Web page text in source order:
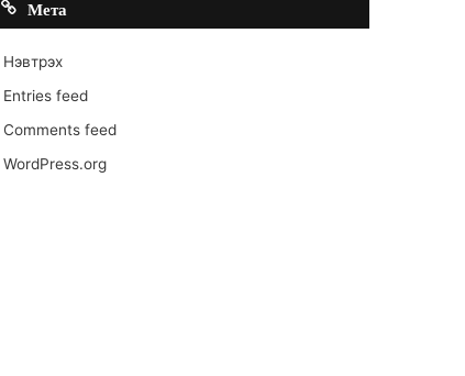
Мета
Нэвтрэх
Entries feed
Comments feed
WordPress.org